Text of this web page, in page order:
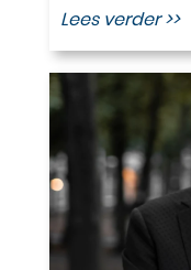
Lees verder >>